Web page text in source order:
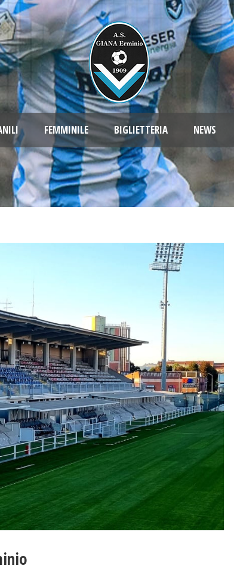
FEMMINILE BIGLIETTERIA NEWS